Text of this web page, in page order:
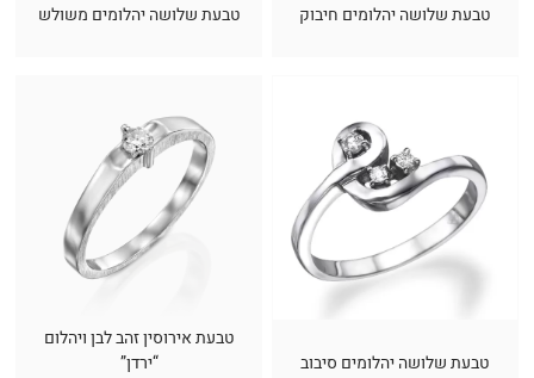
טבעת שלושה יהלומים חיבוק טבעת שלושה יהלומים משולש
טבעת שלושה יהלומים סיבוב
טבעת אירוסין זהב לבן ויהלום
“ירדן”